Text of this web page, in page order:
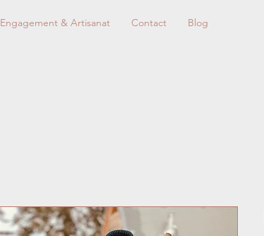
Engagement & Artisanat Contact Blog